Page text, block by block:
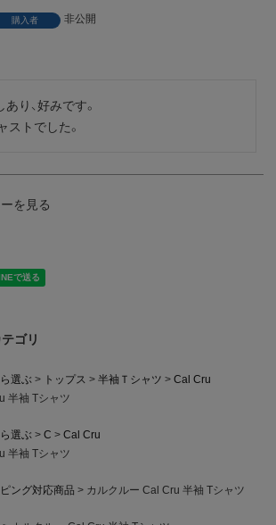
購入者
非公開
り、好みです。
ストでした。
を見る
ゴリ
選ぶ トップス 半袖Ｔシャツ
Cal Cru
半袖 Tシャツ
選ぶ C
Cal Cru
半袖 Tシャツ
ング対応商品 カルクルー Cal Cru 半袖 Tシャツ